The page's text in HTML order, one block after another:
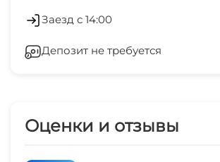
Гладильные принадлежности
Заезд с 14:00
Депозит не требуется
Оценки и отзывы